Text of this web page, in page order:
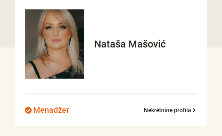
Nataša Mašović
Menadžer Nekretnine profila